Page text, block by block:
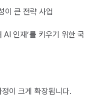
이 큰 전략 사업
AI 인재’를 키우기 위한 국
이 크게 확장됩니다.